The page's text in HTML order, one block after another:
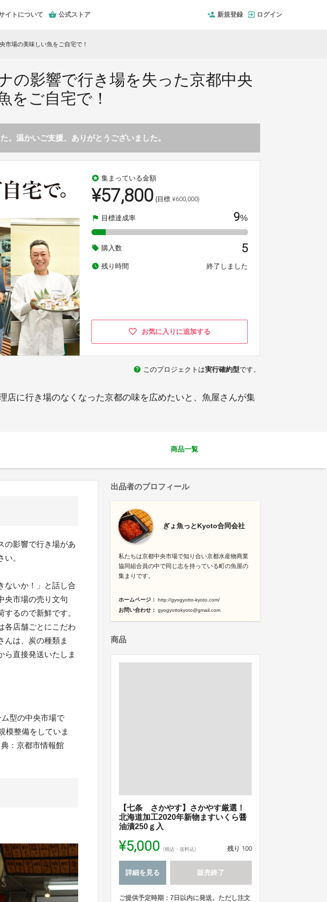
イトについて 公式ストア 新規登録 ログイン
市場の美味しい魚をご自宅で！
の影響で行き場を失った京都中央
をご自宅で！
。温かいご支援、ありがとうございました。
stars 集まっている金額
¥57,800 (目標 ¥600,000)
flag 目標達成率 9%
local_offer 購入数 5
watch_later 残り時間 終了しました
お気に入りに追加する
help このプロジェクトは実行確約型です。
に行き場のなくなった京都の味を広めたいと、魚屋さんが集
商品一覧
の影響で行き場があ
。
ないか！」と話し合
央市場の売り文句
るので新鮮です。
各店舗ごとにこだわ
んは、炭の種類ま
ら直接発送いたしま
型の中央市場で
模整備をしていま
典：京都市情報館
出品者のプロフィール
ぎょ魚っとKyoto合同会社
私たちは京都中央市場で知り合い京都水産物商業
協同組合員の中で同じ志を持っている町の魚屋の
集まりです。
ホームページ： http://gyogyotto-kyoto.com/
お問い合わせ： gyogyottokyoto@gmail.com
商品
【七条 さかやす】さかやす厳選！
北海道加工2020年新物ますいくら醤
油漬250ｇ入
¥5,000 (税込・送料込) 残り 100
詳細を見る 販売終了
ご提供予定時期：7日以内に発送。ただし注文